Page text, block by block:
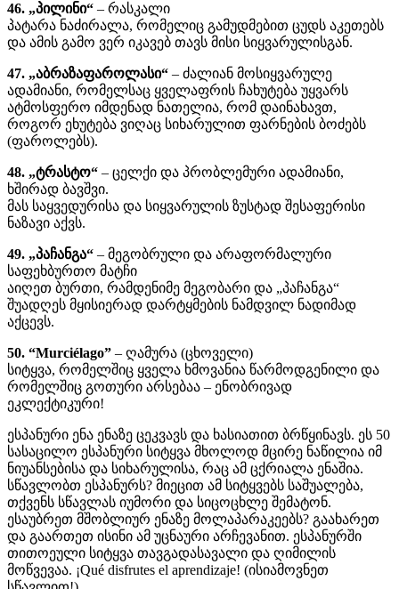
46. ​​„პილინი“ – რასკალი
პატარა ნაძირალა, რომელიც გამუდმებით ცუდს აკეთებს
და ამის გამო ვერ იკავებ თავს მისი სიყვარულისგან.
47. „აბრაზაფაროლასი“ – ძალიან მოსიყვარულე
ადამიანი, რომელსაც ყველაფრის ჩახუტება უყვარს
ატმოსფერო იმდენად ნათელია, რომ დაინახავთ,
როგორ ეხუტება ვიღაც სიხარულით ფარნების ბოძებს
(ფაროლებს).
48. „ტრასტო“ – ცელქი და პრობლემური ადამიანი,
ხშირად ბავშვი.
მას საყვედურისა და სიყვარულის ზუსტად შესაფერისი
ნაზავი აქვს.
49. „პაჩანგა“ – მეგობრული და არაფორმალური
საფეხბურთო მატჩი
აიღეთ ბურთი, რამდენიმე მეგობარი და „პაჩანგა“
შუადღეს მყისიერად დარტყმების ნამდვილ ნადიმად
აქცევს.
50. “Murciélago” – ღამურა (ცხოველი)
სიტყვა, რომელშიც ყველა ხმოვანია წარმოდგენილი და
რომელშიც გოთური არსებაა – ენობრივად
ეკლექტიკური!
ესპანური ენა ენაზე ცეკვავს და ხასიათით ბრწყინავს. ეს 50
სასაცილო ესპანური სიტყვა მხოლოდ მცირე ნაწილია იმ
ნიუანსებისა და სიხარულისა, რაც ამ ცქრიალა ენაშია.
სწავლობთ ესპანურს? მიეცით ამ სიტყვებს საშუალება,
თქვენს სწავლას იუმორი და სიცოცხლე შემატონ.
ესაუბრეთ მშობლიურ ენაზე მოლაპარაკეებს? გაახარეთ
და გაართეთ ისინი ამ უცნაური არჩევანით. ესპანურში
თითოეული სიტყვა თავგადასავალი და ღიმილის
მოწვევაა. ¡Qué disfrutes el aprendizaje! (ისიამოვნეთ